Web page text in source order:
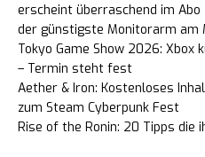
erscheint überraschend im Abo
der günstigste Monitorarm am
Tokyo Game Show 2026: Xbox
– Termin steht fest
Aether & Iron: Kostenloses
zum Steam Cyberpunk Fest
Rise of the Ronin: 20 Tipps die